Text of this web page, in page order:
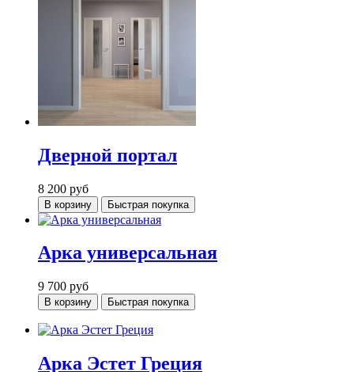
Дверной портал
8 200 руб
В корзину Быстрая покупка
Арка универсальная
9 700 руб
В корзину Быстрая покупка
Арка Эстет Греция